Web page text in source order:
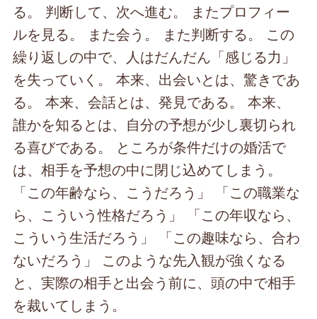
る。 判断して、次へ進む。 またプロフィー
ルを見る。 また会う。 また判断する。 この
繰り返しの中で、人はだんだん「感じる力」
を失っていく。 本来、出会いとは、驚きであ
る。 本来、会話とは、発見である。 本来、
誰かを知るとは、自分の予想が少し裏切られ
る喜びである。 ところが条件だけの婚活で
は、相手を予想の中に閉じ込めてしまう。
「この年齢なら、こうだろう」 「この職業な
ら、こういう性格だろう」 「この年収なら、
こういう生活だろう」 「この趣味なら、合わ
ないだろう」 このような先入観が強くなる
と、実際の相手と出会う前に、頭の中で相手
を裁いてしまう。